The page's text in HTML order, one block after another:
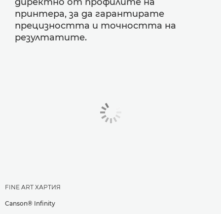
принтера, за да гарантирате
прецизността и точността на
резултатите.
FINE ART ХАРТИЯ
Canson® Infinity